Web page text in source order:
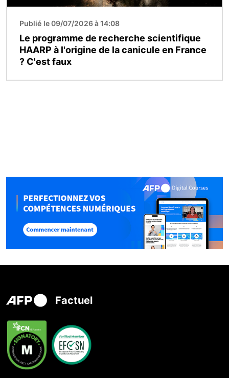
Publié le 09/07/2026 à 14:08
Le programme de recherche scientifique
HAARP à l'origine de la canicule en France
? C'est faux
Factuel